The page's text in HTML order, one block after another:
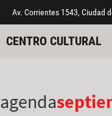
Av. Corrientes 1543, Ciudad
CENTRO CULTURAL
agenda